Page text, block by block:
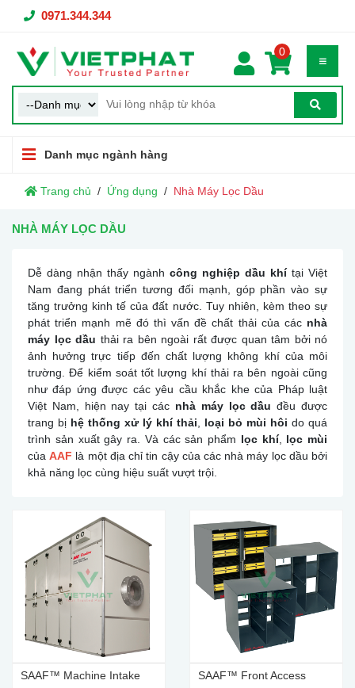
0971.344.344
0
Danh mục ngành hàng
Trang chủ Ứng dụng Nhà Máy Lọc Dầu
NHÀ MÁY LỌC DẦU
Dễ dàng nhận thấy ngành công nghiệp dầu khítại Việt
Nam đang phát triển tương đối mạnh, góp phần vào sự
tăng trưởng kinh tế của đất nước. Tuy nhiên, kèm theo sự
phát triển mạnh mẽ đó thì vấn đề chất thải của các nhà
máy lọc dầu thải ra bên ngoài rất được quan tâm bởi nó
ảnh hưởng trực tiếp đến chất lượng không khí của môi
trường. Để kiểm soát tốt lượng khí thải ra bên ngoài cũng
như đáp ứng được các yêu cầu khắc khe của Pháp luật
Việt Nam, hiện nay tại các nhà máy lọc dầu đều được
trang bị hệ thống xử lý khí thải loại bỏ mùi hôi do quá
trình sản xuất gây ra. Và các sản phẩm lọc khí, lọc mùi
củaAAF là một địa chỉ tin cậy của các nhà máy lọc dầu bởi
khả năng lọc cùng hiệu suất vượt trội.
SAAF™ Machine Intake
SAAF™ Front Access